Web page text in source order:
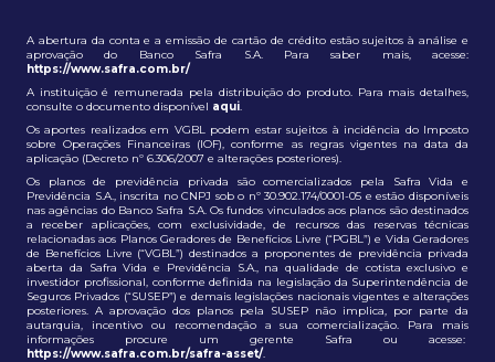
A abertura da conta e a emissão de cartão de crédito estão sujeitos à análise e
aprovação do Banco Safra S.A. Para saber mais, acesse:
https://www.safra.com.br/
A instituição é remunerada pela distribuição do produto. Para mais detalhes,
consulte o documento disponível aqui.
Os aportes realizados em VGBL podem estar sujeitos à incidência do Imposto
sobre Operações Financeiras (IOF), conforme as regras vigentes na data da
aplicação (Decreto nº 6.306/2007 e alterações posteriores).
Os planos de previdência privada são comercializados pela Safra Vida e
Previdência S.A., inscrita no CNPJ sob o nº 30.902.174/0001-05 e estão disponíveis
nas agências do Banco Safra S.A. Os fundos vinculados aos planos são destinados
a receber aplicações, com exclusividade, de recursos das reservas técnicas
relacionadas aos Planos Geradores de Benefícios Livre (“PGBL”) e Vida Geradores
de Benefícios Livre (“VGBL”) destinados a proponentes de previdência privada
aberta da Safra Vida e Previdência S.A., na qualidade de cotista exclusivo e
investidor profissional, conforme definida na legislação da Superintendência de
Seguros Privados (“SUSEP”) e demais legislações nacionais vigentes e alterações
posteriores. A aprovação dos planos pela SUSEP não implica, por parte da
autarquia, incentivo ou recomendação a sua comercialização. Para mais
informações procure um gerente Safra ou acesse:
https://www.safra.com.br/safra-asset/.